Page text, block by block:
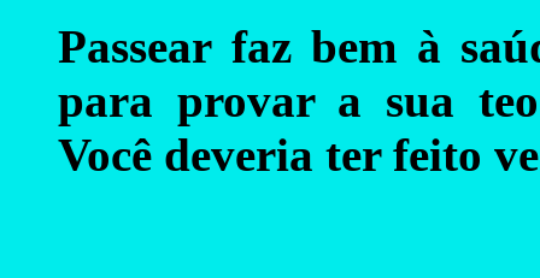
Passear faz bem à
para provar a sua
Você deveria ter feito